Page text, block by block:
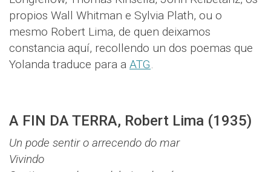
propios Wall Whitman e Sylvia Plath, ou o
mesmo Robert Lima, de quen deixamos
constancia aquí, recollendo un dos poemas que
Yolanda traduce para a ATG.
A FIN DA TERRA, Robert Lima (1935)
Un pode sentir o arrecendo do mar
Vivindo